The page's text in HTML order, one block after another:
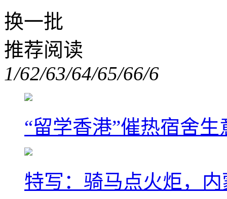
换一批
推荐阅读
1/62/63/64/65/66/6
“留学香港”催热宿舍
特写：骑马点火炬，